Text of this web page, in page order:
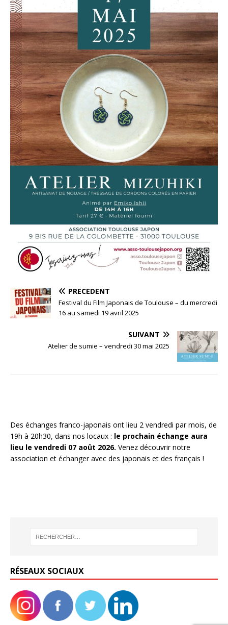
PRÉCÉDENT
Festival du Film Japonais de Toulouse – du mercredi
16 au samedi 19 avril 2025
SUIVANT
Atelier de sumie – vendredi 30 mai 2025
Des échanges franco-japonais ont lieu 2 vendredi par mois, de
19h à 20h30, dans nos locaux : le prochain échange aura
lieu le vendredi 07 août 2026. Venez découvrir notre
association et échanger avec des japonais et des français !
RÉSEAUX SOCIAUX